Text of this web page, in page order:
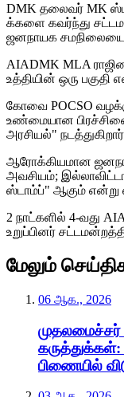
DMK தலைவர் MK
க்களை கவர்ந்து
ஜனநாயக சமநிலையை
AIADMK MLA
உத்தியின் ஒரு பகுதி
கோவை POCSO
உண்மையான
அரசியல்"
ஆரோக்கியமான
அவசியம்;
ஸ்டாம்ப்" ஆகும் என்று
2 நாட்களில் 4-வது
உறுப்பினர்
மேலும்
06 ஆக., 2026
முதலமைச்சர்
பிணையில்